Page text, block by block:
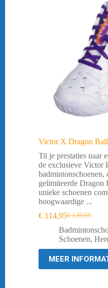
Victor X Dragon
Til je prestaties naar
de exclusieve Victor
badmintonschoenen,
gelimiteerde Dragon
unieke schoenen
hoogwaardige ...
€139,95
prijs
was:
€ 114,95Huidige
prijs
is:
Schoenen,
MEER